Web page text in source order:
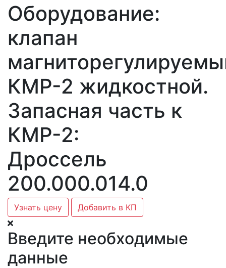
Оборудование:
клапан
КМР-2 жидкостной.
Запасная часть к
КМР-2:
Дроссель
200.000.014.0
Узнать цену Добавить в КП
Введите необходимые
данные